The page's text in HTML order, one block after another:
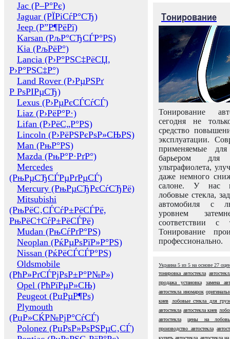
Jac (Р–Р°Рє)
Jaguar (РЇРіСѓР°СЂ)
Jeep (Р”Р¶РёРї)
Karsan (РљР°СЂСЃР°РЅ)
Kia (РљРёР°)
Lancia (Р›Р°РЅС‡РёСЏ,
Р›Р°РЅС‡Р°)
Land Rover (Р›РµРЅРґ
Р РѕРІРµСЂ)
Lexus (Р›РµРєСЃСѓСЃ)
Liaz (Р›РёР°Р·)
Lifan (Р›РёС„Р°РЅ)
Lincoln (Р›РёРЅРєРѕР»СЊРЅ)
Man (РњР°РЅ)
Mazda (РњР°Р·РґР°)
Mercedes
(РњРµСЂСЃРµРґРµСЃ)
Mercury (РњРµСЂРєСѓСЂРё)
Mitsubishi
(РњРёС‚СЃСѓР±РёСЃРё,
РњРёС†СѓР±РёСЃРё)
Mudan (РњСѓРґР°РЅ)
Neoplan (РќРµРѕРїР»Р°РЅ)
Nissan (РќРёСЃСЃР°РЅ)
Oldsmobile
(РћР»РґСЃРјРѕР±Р°Р№Р»)
Opel (РћРїРµР»СЊ)
Peugeot (РџРµР¶Рѕ)
Plymouth
(РџР»СЌР№РјР°СѓСЃ)
Polonez (РџРѕР»РѕРЅРµС‚СЃ)
Тонирование
Тонирование
сегодня не
средство
эксплуатации.
применяемые
барьером для
ультрафиолета,
даже немного
салоне. У нас
лобовые стекла,
автомобиля с
уровнем
соответствии с
Тонирование
профессионально.
Украина 5 из 5 на основе 27
тонировка автостекла
продажа установка
замена
автостекла иномарок
киев
лобовые стекла для
автостекла автостекла киев
автостекла
цены на
производство автостекла
купить автостекла автостекла на